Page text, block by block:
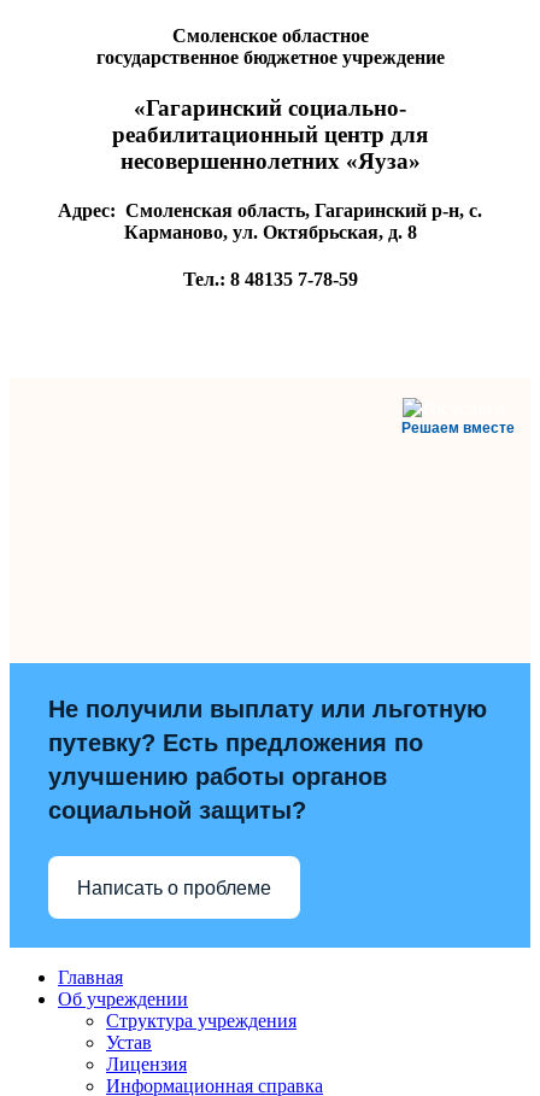
Смоленское областное
государственное бюджетное учреждение
«Гагаринский социально-
реабилитационный центр для
несовершеннолетних «Яуза»
Адрес: Смоленская область, Гагаринский р-н, с.
Карманово, ул. Октябрьская, д. 8
Тел.: 8 48135 7-78-59
Решаем вместе
Не получили выплату или льготную
путевку? Есть предложения по
улучшению работы органов
социальной защиты?
Написать о проблеме
Главная
Об учреждении
Структура учреждения
Устав
Лицензия
Информационная справка